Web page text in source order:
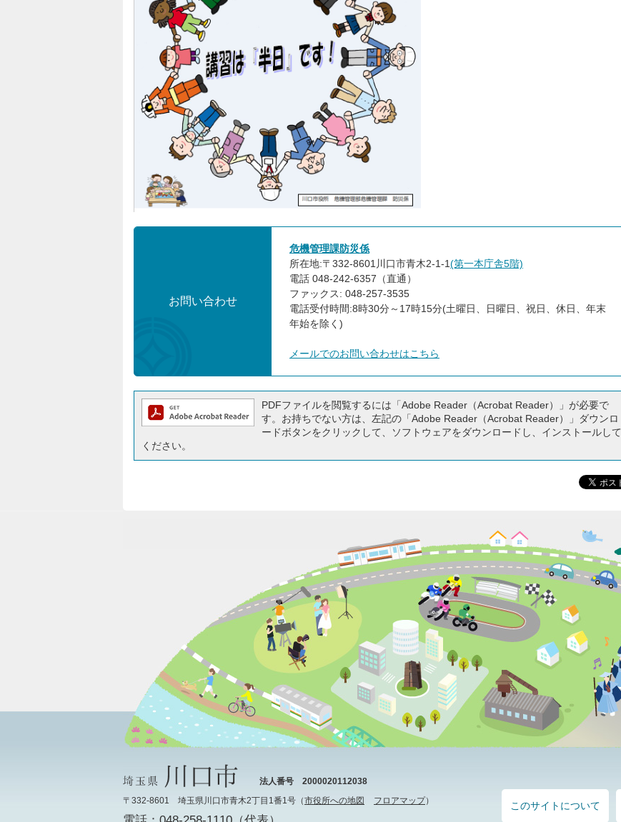
お問い合わせ
危機管理課防災係
所在地:〒332-8601川口市青木2-1-1(第一本庁舎5階)
電話 048-242-6357（直通）
ファックス: 048-257-3535
電話受付時間:8時30分～17時15分(土曜日、日曜日、祝日、休日、年末
年始を除く)
メールでのお問い合わせはこちら
PDFファイルを閲覧するには「Adobe Reader（Acrobat Reader）」が必要で
す。お持ちでない方は、左記の「Adobe Reader（Acrobat Reader）」ダウンロ
ードボタンをクリックして、ソフトウェアをダウンロードし、インストールして
ください。
法人番号 2000020112038
〒332-8601 埼玉県川口市青木2丁目1番1号（市役所への地図 フロアマップ） このサイトについて